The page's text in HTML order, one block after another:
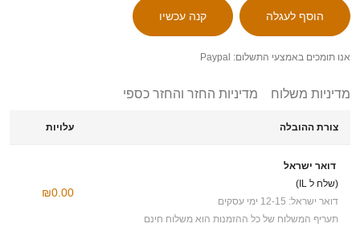
אנו תומכים באמצעי התשלום: Paypal
מדיניות משלוח מדיניות החזר והחזר כספי
צורת ההובלה עלויות
דואר ישראל
(שלח ל IL)
דואר ישראל: 12-15 ימי עסקים
תעריף המשלוח של כל ההזמנות הוא משלוח חינם
₪0.00